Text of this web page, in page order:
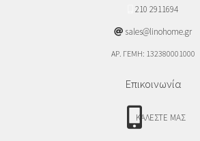
210 2911694
sales@linohome.gr
ΑΡ. ΓΕΜΗ: 132380001000
Επικοινωνία
ΚΑΛΕΣΤΕ ΜΑΣ